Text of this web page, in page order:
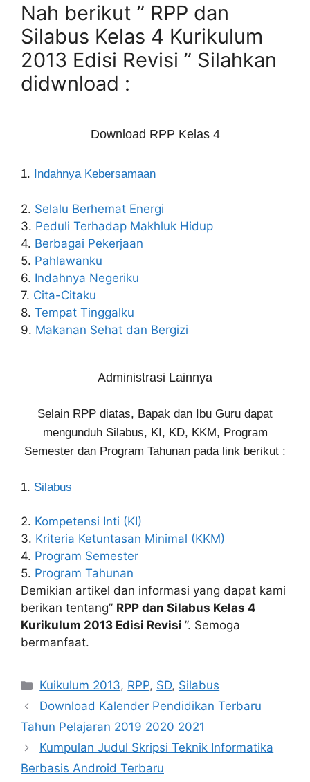
Nah berikut ” RPP dan
Silabus Kelas 4 Kurikulum
2013 Edisi Revisi ” Silahkan
didwnload :
Download RPP Kelas 4
1. Indahnya Kebersamaan
2. Selalu Berhemat Energi
3. Peduli Terhadap Makhluk Hidup
4. Berbagai Pekerjaan
5. Pahlawanku
6. Indahnya Negeriku
7. Cita-Citaku
8. Tempat Tinggalku
9. Makanan Sehat dan Bergizi
Administrasi Lainnya
Selain RPP diatas, Bapak dan Ibu Guru dapat
mengunduh Silabus, KI, KD, KKM, Program
Semester dan Program Tahunan pada link berikut :
1. Silabus
2. Kompetensi Inti (KI)
3. Kriteria Ketuntasan Minimal (KKM)
4. Program Semester
5. Program Tahunan
Demikian artikel dan informasi yang dapat kami
berikan tentang” RPP dan Silabus Kelas 4
Kurikulum 2013 Edisi Revisi ”. Semoga
bermanfaat.
Kategori
Kuikulum 2013, RPP, SD, Silabus
Download Kalender Pendidikan Terbaru
Tahun Pelajaran 2019 2020 2021
Kumpulan Judul Skripsi Teknik Informatika
Berbasis Android Terbaru